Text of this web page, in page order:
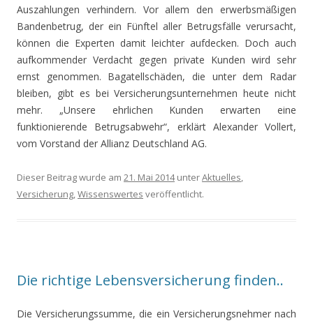
Auszahlungen verhindern. Vor allem den erwerbsmäßigen
Bandenbetrug, der ein Fünftel aller Betrugsfälle verursacht,
können die Experten damit leichter aufdecken. Doch auch
aufkommender Verdacht gegen private Kunden wird sehr
ernst genommen. Bagatellschäden, die unter dem Radar
bleiben, gibt es bei Versicherungsunternehmen heute nicht
mehr. „Unsere ehrlichen Kunden erwarten eine
funktionierende Betrugsabwehr“, erklärt Alexander Vollert,
vom Vorstand der Allianz Deutschland AG.
Dieser Beitrag wurde am 21. Mai 2014unterAktuelles,
Versicherung,Wissenswertes veröffentlicht.
Die richtige Lebensversicherung finden..
Die Versicherungssumme, die ein Versicherungsnehmer nach